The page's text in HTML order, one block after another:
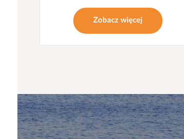
Zobacz więcej